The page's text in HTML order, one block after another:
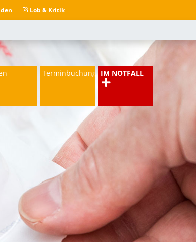
Lob & Kritik
Terminbuchung IM NOTFALL